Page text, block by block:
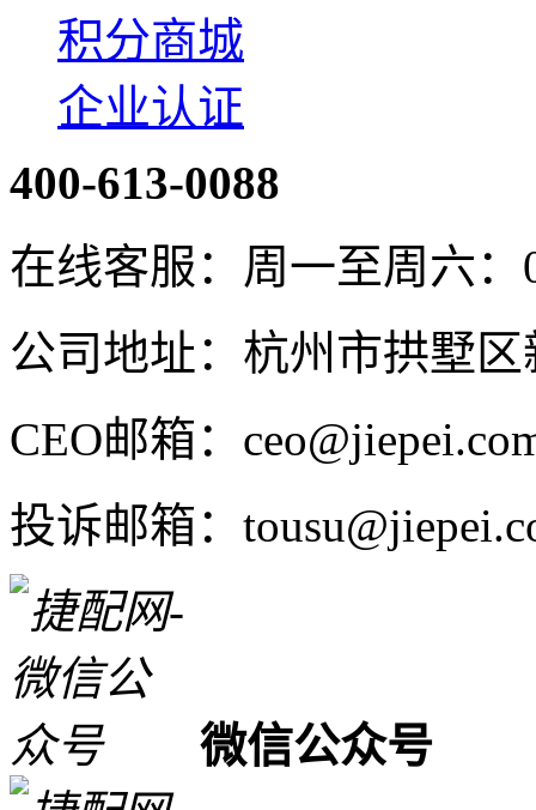
积分商城
企业认证
400-613-0088
在线客服：周一至周六：
公司地址：杭州市拱墅
CEO邮箱：
投诉邮箱：
微信公众号